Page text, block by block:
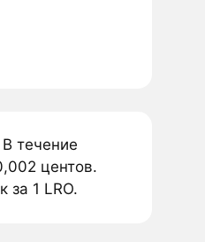
течение
центов.
за 1 LRO.